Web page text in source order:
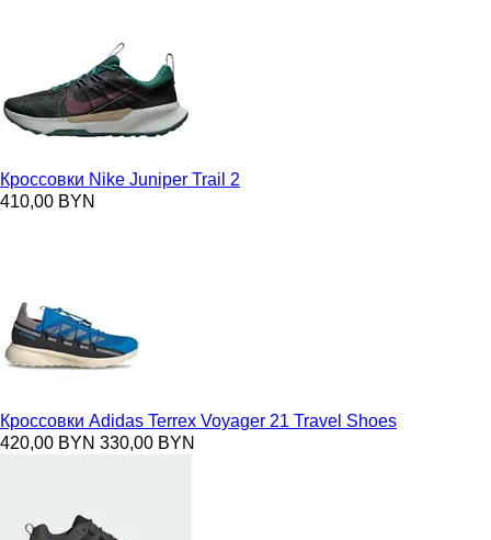
Кроссовки Nike Juniper Trail 2
410,00 BYN
Кроссовки Adidas Terrex Voyager 21 Travel Shoes
420,00 BYN 330,00 BYN